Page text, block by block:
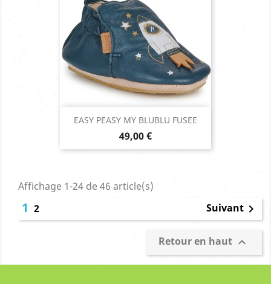
EASY PEASY MY BLUBLU FUSEE
Prix
49,00 €
Affichage 1-24 de 46 article(s)
1 2 Suivant 
Retour en haut 